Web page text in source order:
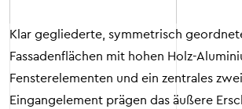
Klar gegliederte, symmetrisch
Fassadenflächen mit hohen Holz-
Fensterelementen und ein zentrales
Eingangelement prägen das äußere